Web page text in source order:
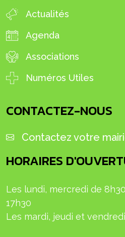
Actualités
Agenda
Associations
Numéros Utiles
CONTACTEZ-NOUS
Contactez votre
HORAIRES
Les lundi, mercredi de
17h30
L es mardi, jeudi et vendredi